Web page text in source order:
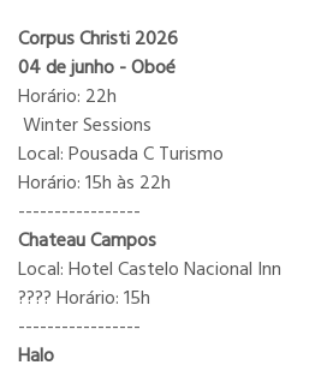
Corpus Christi 2026
04 de junho - Oboé
Horário: 22h
Winter Sessions
Local: Pousada C Turismo
Horário: 15h às 22h
-----------------
Chateau Campos
Local: Hotel Castelo Nacional Inn
???? Horário: 15h
-----------------
Halo